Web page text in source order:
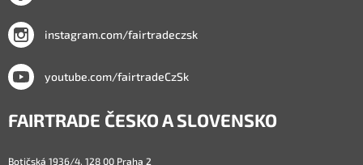
instagram.com/fairtradeczsk
youtube.com/fairtradeCzSk
FAIRTRADE ČESKO A SLOVENSKO
Botičská 1936/4, 128 00 Praha 2